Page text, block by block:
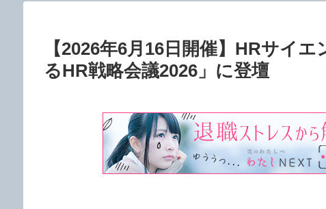
【2026年6月16日開催】HRサイ
るHR戦略会議2026」に登壇